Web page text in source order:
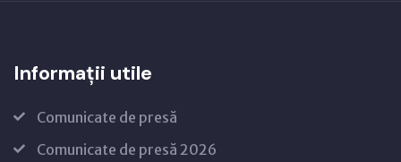
Informații utile
Comunicate de presă
Comunicate de presă 2026